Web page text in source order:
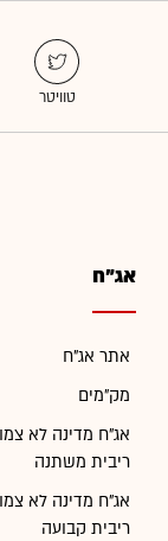
אג"ח
אתר אג"ח
מק"מים
אג"ח מדינה לא
ריבית משתנה
אג"ח מדינה לא
ריבית קבועה